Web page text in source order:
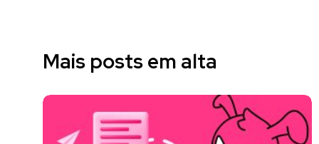
Mais posts em alta